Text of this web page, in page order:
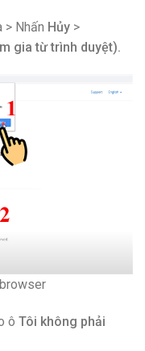
> Nhấn Hủy >
gia từ trình duyệt).
ô Tôi không phải